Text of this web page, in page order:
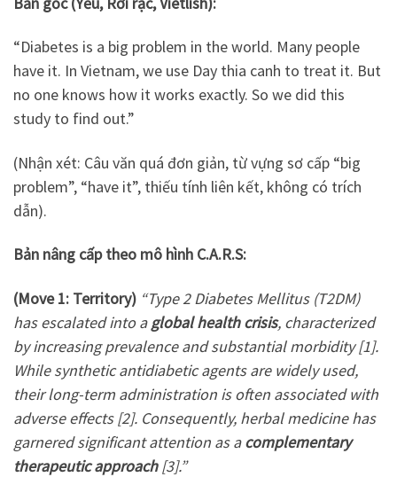
“Diabetes is a big problem in the world. Many people
have it. In Vietnam, we use Day thia canh to treat it. But
no one knows how it works exactly. So we did this
study to find out.”
(Nhận xét: Câu văn quá đơn giản, từ vựng sơ cấp “big
problem”, “have it”, thiếu tính liên kết, không có trích
dẫn).
Bản nâng cấp theo mô hình C.A.R.S:
(Move 1: Territory) “Type 2 Diabetes Mellitus (T2DM)
has escalated into aglobal health crisis, characterized
by increasing prevalence and substantial morbidity [1].
While synthetic antidiabetic agents are widely used,
their long-term administration is often associated with
adverse effects [2]. Consequently, herbal medicine has
garnered significant attention as acomplementary
therapeutic approach[3].”